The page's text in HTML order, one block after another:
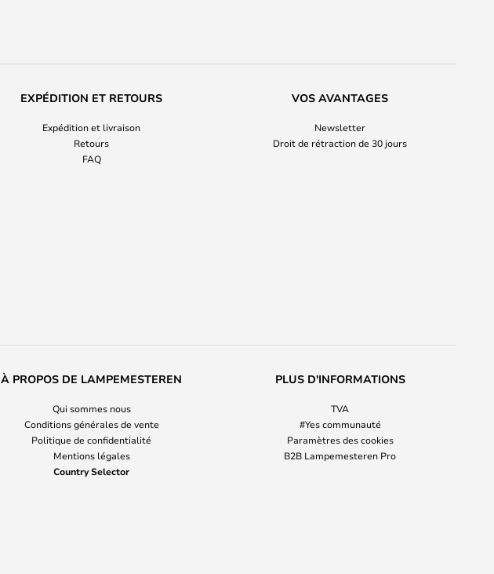
EXPÉDITION ET RETOURS
Expédition et livraison
Retours
FAQ
VOS AVANTAGES
Newsletter
Droit de rétraction de 30 jours
À PROPOS DE LAMPEMESTEREN
Qui sommes nous
Conditions générales de vente
Politique de confidentialité
Mentions légales
Country Selector
PLUS D'INFORMATIONS
TVA
#Yes communauté
Paramètres des cookies
B2B Lampemesteren Pro